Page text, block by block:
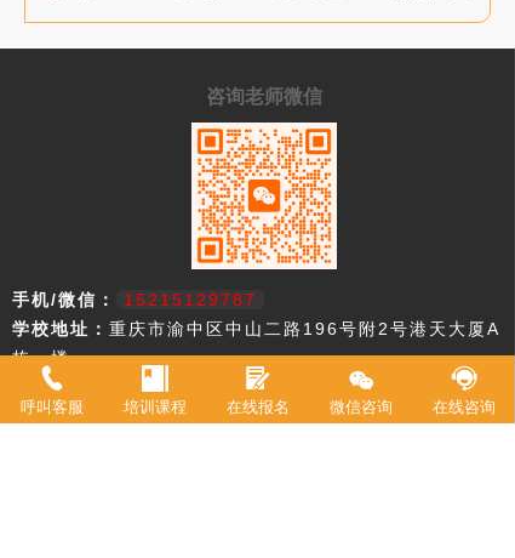
呼叫客服 培训课程 在线报名 微信咨询 在线咨询
咨询老师微信
手机/微信：
15215129787
学校地址： 重庆市渝中区中山二路196号附2号港天大厦A
栋一楼
重庆市欧艺职业技能培训学校，18年来专注西点技术教育，近年来迅速